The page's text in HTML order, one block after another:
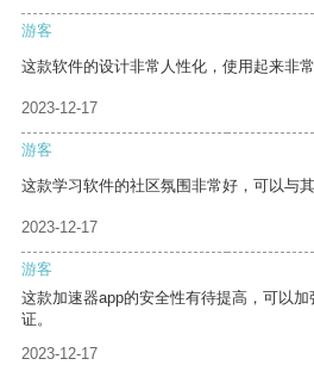
游客
这款软件的设计非常人性化，使用起来非常
2023-12-17
游客
这款学习软件的社区氛围非常好，可以与
2023-12-17
游客
这款加速器app的安全性有待提高，可以
证。
2023-12-17